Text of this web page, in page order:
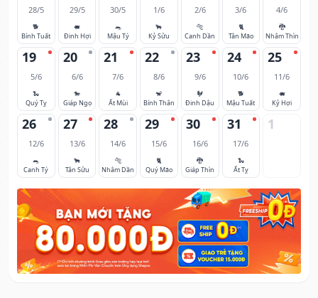
28/5
🐕
Bính Tuất
29/5
🐖
Đinh Hợi
30/5
🐀
Mậu Tý
1/6
🐂
Kỷ Sửu
2/6
🐅
Canh Dần
3/6
🐈
Tân Mão
4/6
🐉
Nhâm Thìn
19
5/6
🐍
Quý Tỵ
20
6/6
🐎
Giáp Ngọ
21
7/6
🐐
Ất Mùi
22
8/6
🐒
Bính Thân
23
9/6
🐓
Đinh Dậu
24
10/6
🐕
Mậu Tuất
25
11/6
🐖
Kỷ Hợi
26
12/6
🐀
Canh Tý
27
13/6
🐂
Tân Sửu
28
14/6
🐅
Nhâm Dần
29
15/6
🐈
Quý Mão
30
16/6
🐉
Giáp Thìn
31
17/6
🐍
Ất Tỵ
1